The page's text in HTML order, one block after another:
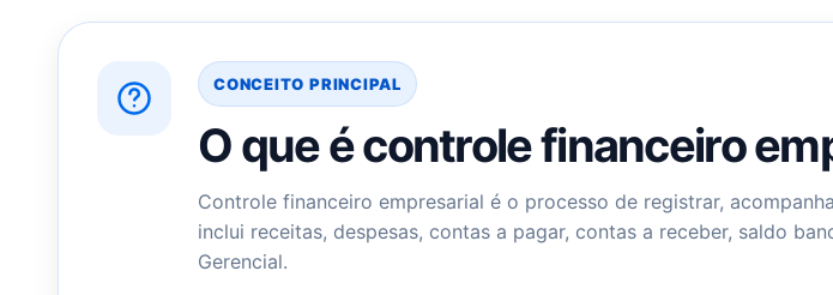
CONCEITO PRINCIPAL
O que é controle financeiro
Controle financeiro empresarial é o processo de registrar,
inclui receitas, despesas, contas a pagar, contas a receber, saldo
Gerencial.